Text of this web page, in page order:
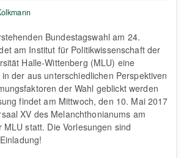
Bundestagswahl am 24.
am Institut für Politikwissenschaft der
Halle-Wittenberg (MLU) eine
der aus unterschiedlichen Perspektiven
der Wahl geblickt werden
findet am Mittwoch, den 10. Mai 2017
XV des Melanchthonianums am
MLU statt. Die Vorlesungen sind